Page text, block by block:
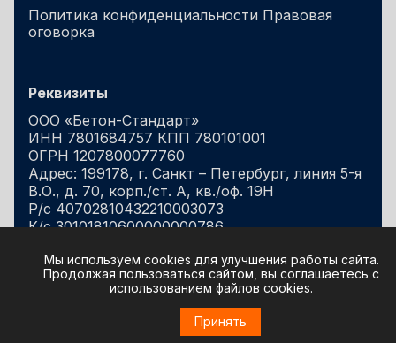
Политика конфиденциальности Правовая
оговорка
Реквизиты
ООО «Бетон-Стандарт»
ИНН 7801684757 КПП 780101001
ОГРН 1207800077760
Адрес: 199178, г. Санкт – Петербург, линия 5-я
В.О., д. 70, корп./ст. А, кв./оф. 19Н
Р/с 40702810432210003073
К/с 30101810600000000786
в ФИЛИАЛ "САНКТ-ПЕТЕРБУРГСКИЙ" АО
"АЛЬФА-БАНК"
Мы используем cookies для улучшения работы сайта.
Продолжая пользоваться сайтом, вы соглашаетесь с
использованием файлов cookies.
Принять